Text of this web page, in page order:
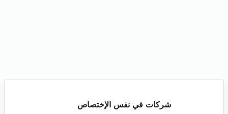
شركات في نفس الإختصاص